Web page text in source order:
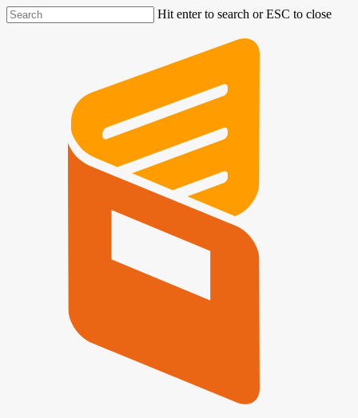
Hit enter to search or ESC to close